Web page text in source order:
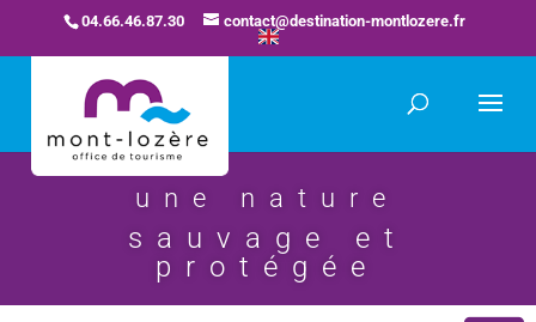
04.66.46.87.30 contact@destination-montlozere.fr
une nature
sauvage et
protégée